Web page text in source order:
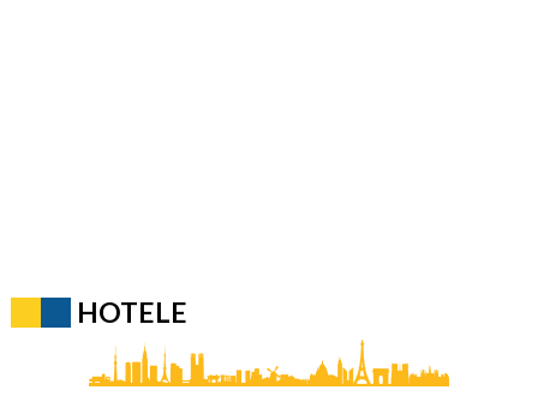
HOTELE